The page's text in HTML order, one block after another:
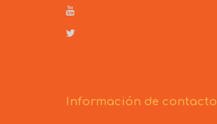
Información de contacto